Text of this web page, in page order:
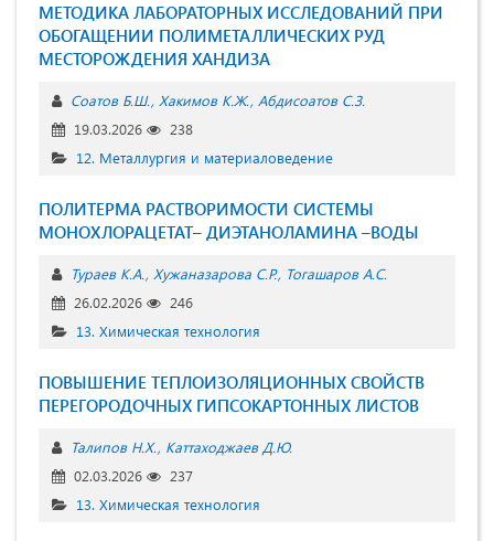
МЕТОДИКА ЛАБОРАТОРНЫХ ИССЛЕДОВАНИЙ ПРИ
ОБОГАЩЕНИИ ПОЛИМЕТАЛЛИЧЕСКИХ РУД
МЕСТОРОЖДЕНИЯ ХАНДИЗА
Соатов Б.Ш. Хакимов К.Ж. Абдисоатов С.З.
19.03.2026
238
12. Металлургия и материаловедение
ПОЛИТЕРМА РАСТВОРИМОСТИ СИСТЕМЫ
МОНОХЛОРАЦЕТАТ– ДИЭТАНОЛАМИНА –ВОДЫ
Тураев К.А. Хужаназарова С.Р. Тогашаров А.С.
26.02.2026
246
13. Химическая технология
ПОВЫШЕНИЕ ТЕПЛОИЗОЛЯЦИОННЫХ СВОЙСТВ
ПЕРЕГОРОДОЧНЫХ ГИПСОКАРТОННЫХ ЛИСТОВ
Талипов Н.Х. Каттаходжаев Д.Ю.
02.03.2026
237
13. Химическая технология